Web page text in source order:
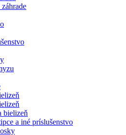
bielizeň
a iné príslušenstvo